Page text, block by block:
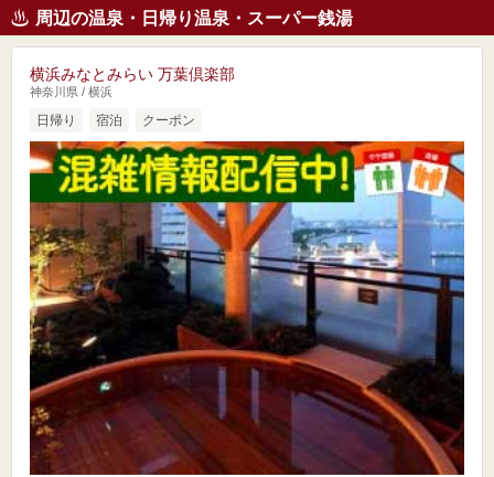
周辺の温泉・日帰り温泉・スーパー銭湯
横浜みなとみらい 万葉倶楽部
神奈川県 / 横浜
日帰り 宿泊 クーポン